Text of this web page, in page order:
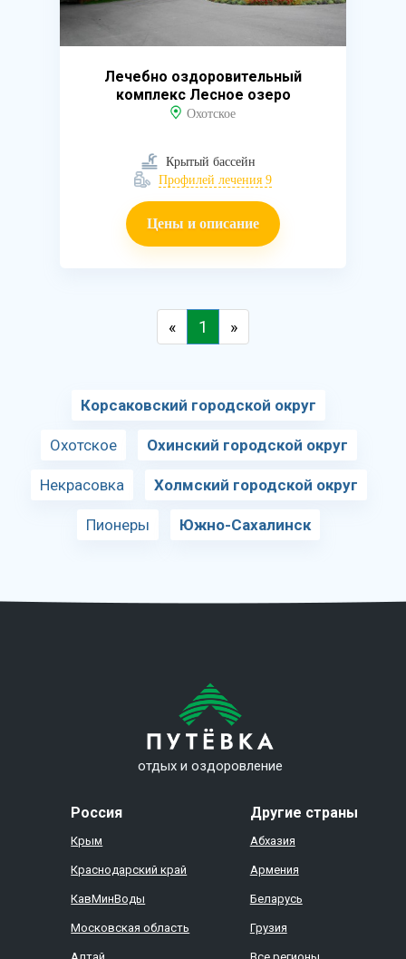
Лечебно оздоровительный
комплекс Лесное озеро
Охотское
Крытый бассейн
Профилей лечения 9
Цены и описание
« 1 »
Корсаковский городской округ
Охотское Охинский городской округ
Некрасовка Холмский городской округ
Пионеры Южно-Сахалинск
отдых и оздоровление
Россия
Крым
Краснодарский край
КавМинВоды
Московская область
Другие страны
Абхазия
Армения
Беларусь
Грузия